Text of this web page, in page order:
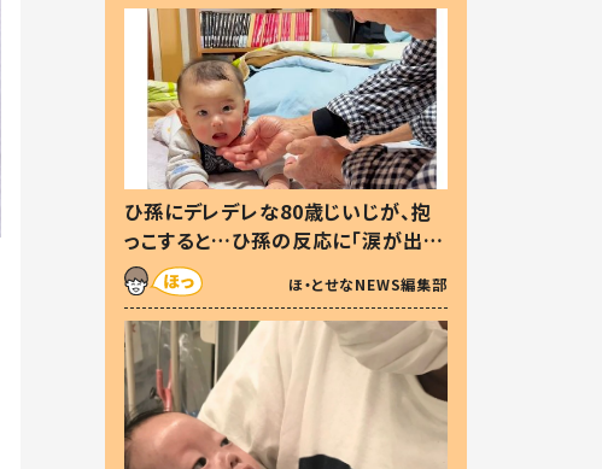
ひ孫にデレデレな80歳じいじが、抱
っこすると…ひ孫の反応に「涙が出ま
した」「可愛くて仕方ない」
ほ・とせなNEWS編集部